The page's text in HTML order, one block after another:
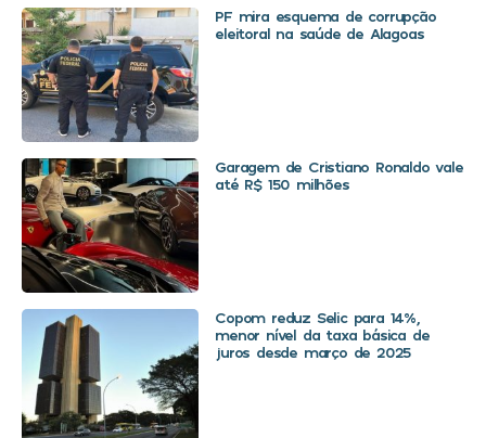
PF mira esquema de corrupção
eleitoral na saúde de Alagoas
Garagem de Cristiano Ronaldo vale
até R$ 150 milhões
Copom reduz Selic para 14%,
menor nível da taxa básica de
juros desde março de 2025